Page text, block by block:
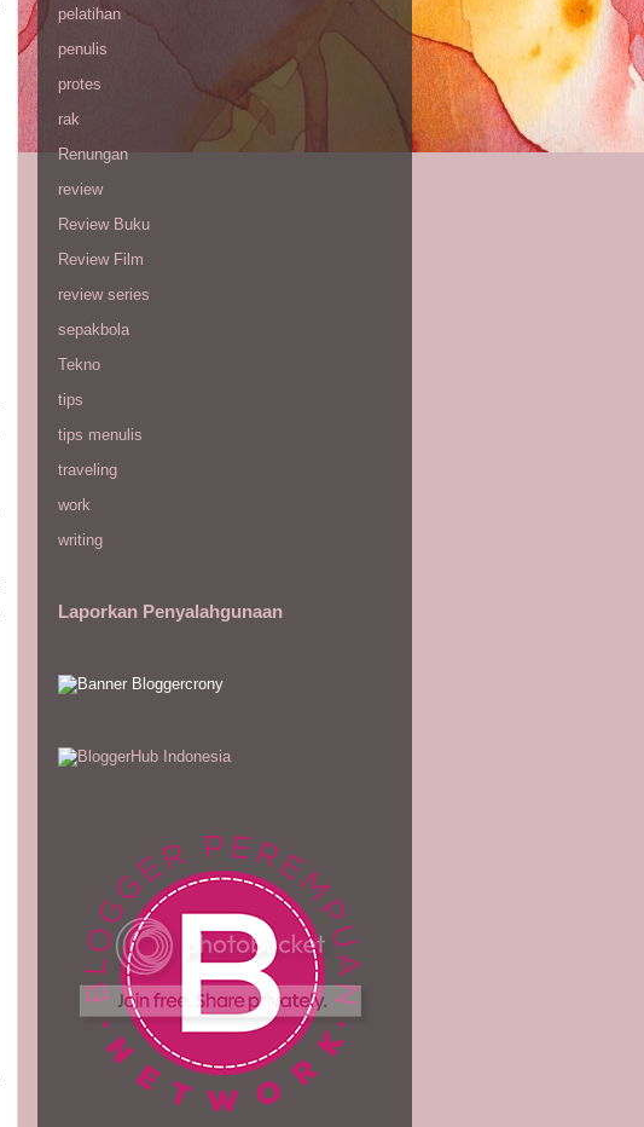
pelatihan
penulis
protes
rak
Renungan
review
Review Buku
Review Film
review series
sepakbola
Tekno
tips
tips menulis
traveling
work
writing
Laporkan Penyalahgunaan